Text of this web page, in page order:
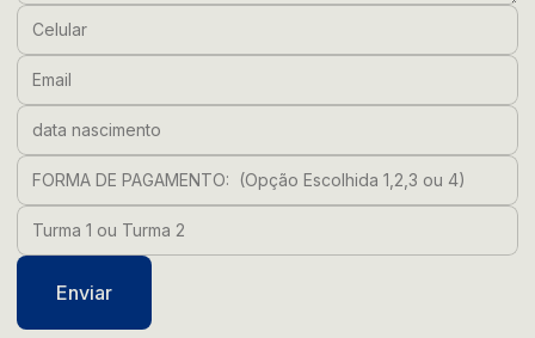
Celular
Email
data nascimento
FORMA DE PAGAMENTO: (Opção Escolhida 1,2,3 ou
Turma 1 ou Turma 2
Enviar